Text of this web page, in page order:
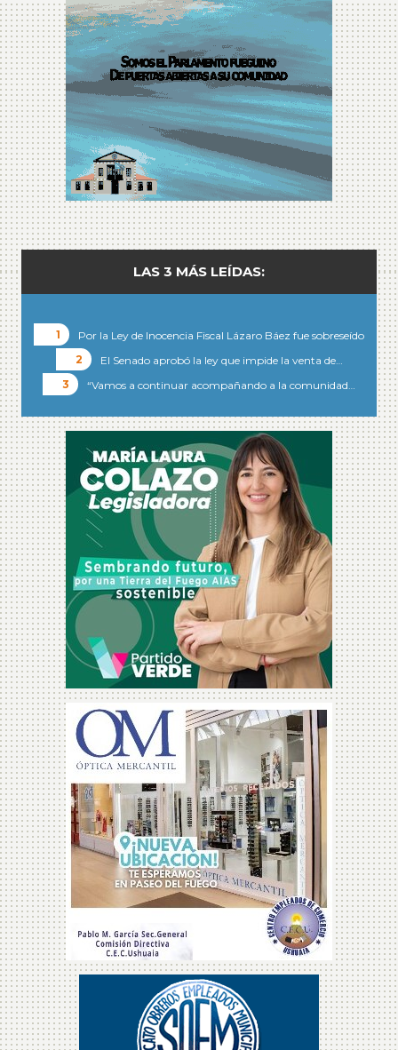
LAS 3 MÁS LEÍDAS:
Por la Ley de Inocencia Fiscal Lázaro Báez fue sobreseído
El Senado aprobó la ley que impide la venta de…
“Vamos a continuar acompañando a la comunidad…